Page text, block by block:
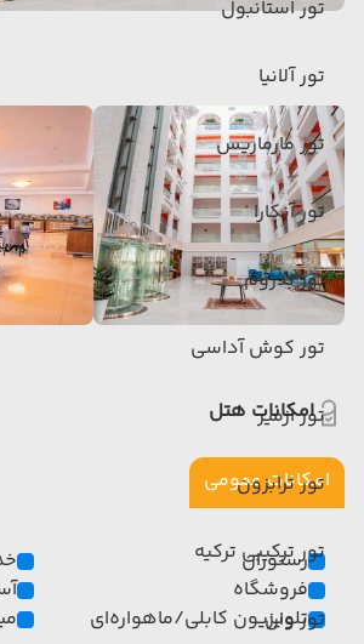
تور استانبول
تور آلانیا
تور مارماریس
تور آنکارا
تور بدروم
تور کوش آداسی
تور ازمیر
تور ترابزون
تور ترکیبی ترکیه
تور وان
امکانات هتل
امکانات عمومی
رستوران
فروشگاه
تلویزیون کابلی/ماهواره‌ای